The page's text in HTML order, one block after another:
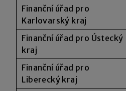
Finanční úřad pro
Karlovarský kraj
Finanční úřad pro Ústecký
kraj
Finanční úřad pro
Liberecký kraj